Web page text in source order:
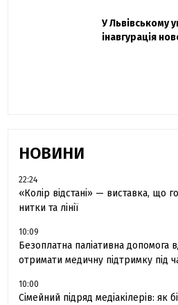
Павло Дак
Захисник
одружився та
У Львівському
інавгурація
НОВИНИ
22:24
«Колір відстані» — виставка, що
нитки та лінії
10:09
Безоплатна паліативна допомога
отримати медичну підтримку під
10:00
Сімейний підряд медіакілерів: як